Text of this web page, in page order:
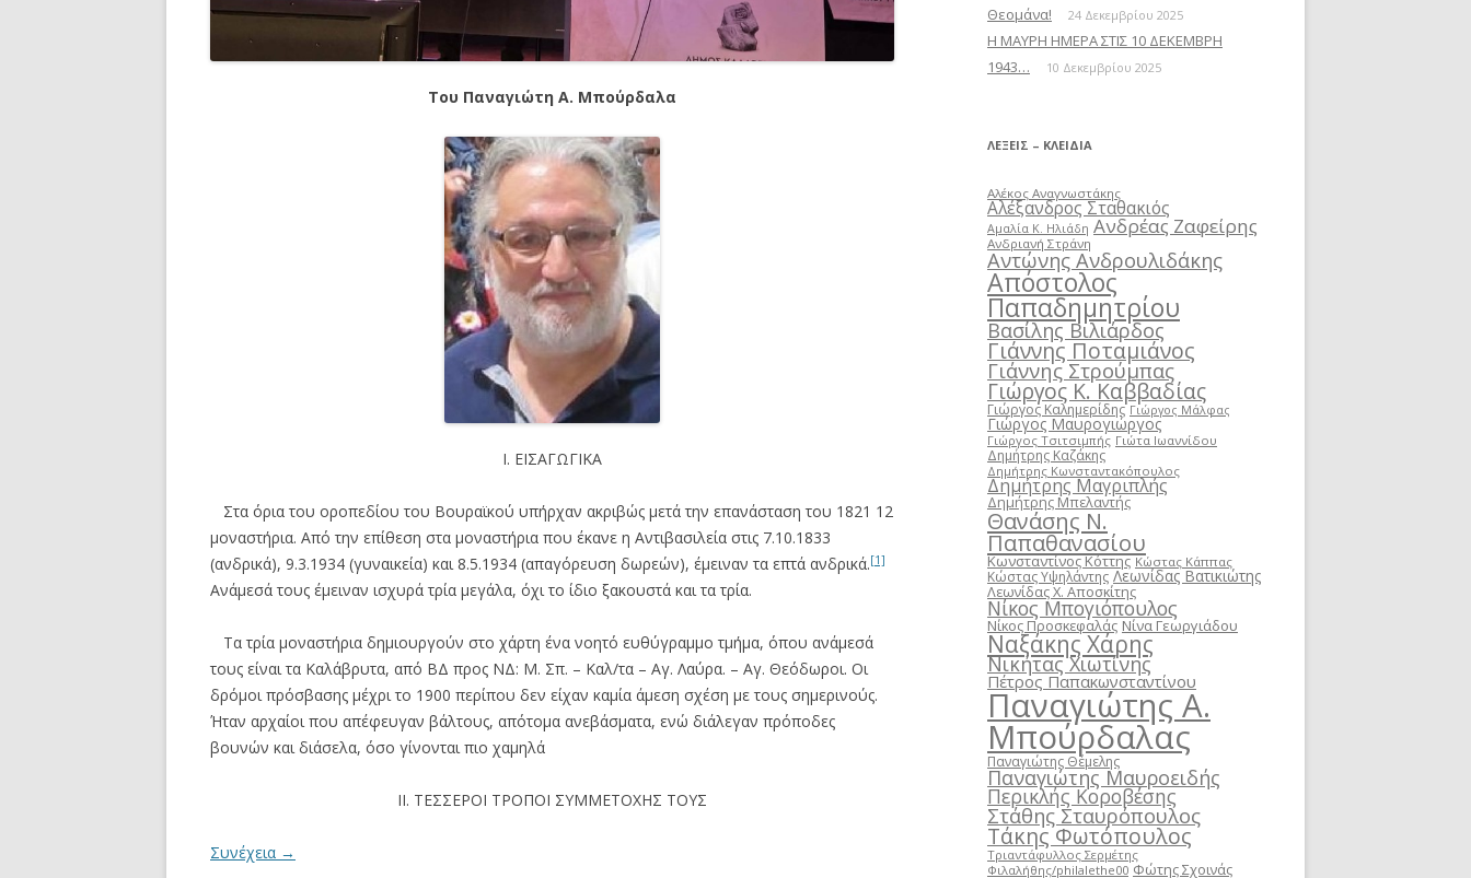
Του Παναγιώτη Α. Μπούρδαλα
Ι. ΕΙΣΑΓΩΓΙΚΑ
Στα όρια του οροπεδίου του Βουραϊκού υπήρχαν ακριβώς μετά την επανάσταση του 1821 12
μοναστήρια. Από την επίθεση στα μοναστήρια που έκανε η Αντιβασιλεία στις 7.10.1833
(ανδρικά), 9.3.1934 (γυναικεία) και 8.5.1934 (απαγόρευση δωρεών), έμειναν τα επτά ανδρικά.[1]
Ανάμεσά τους έμειναν ισχυρά τρία μεγάλα, όχι το ίδιο ξακουστά και τα τρία.
Τα τρία μοναστήρια δημιουργούν στο χάρτη ένα νοητό ευθύγραμμο τμήμα, όπου ανάμεσά
τους είναι τα Καλάβρυτα, από ΒΔ προς ΝΔ: Μ. Σπ. – Καλ/τα – Αγ. Λαύρα. – Αγ. Θεόδωροι. Οι
δρόμοι πρόσβασης μέχρι το 1900 περίπου δεν είχαν καμία άμεση σχέση με τους σημερινούς.
Ήταν αρχαίοι που απέφευγαν βάλτους, απότομα ανεβάσματα, ενώ διάλεγαν πρόποδες
βουνών και διάσελα, όσο γίνονται πιο χαμηλά
ΙΙ. ΤΕΣΣΕΡΟΙ ΤΡΟΠΟΙ ΣΥΜΜΕΤΟΧΗΣ ΤΟΥΣ
Συνέχεια →
Θεομάνα! 24 Δεκεμβρίου 2025
Η ΜΑΥΡΗ ΗΜΕΡΑ ΣΤΙΣ 10 ΔΕΚΕΜΒΡΗ
1943…
10 Δεκεμβρίου 2025
ΛΈΞΕΙΣ – ΚΛΕΙΔΙΆ
Αλέκος Αναγνωστάκης
Αλέξανδρος Σταθακιός
Αμαλία Κ. Ηλιάδη Ανδρέας Ζαφείρης
Ανδριανή Στράνη
Αντώνης Ανδρουλιδάκης
Απόστολος
Παπαδημητρίου
Βασίλης Βιλιάρδος
Γιάννης Ποταμιάνος
Γιάννης Στρούμπας
Γιώργος Κ. Καββαδίας
Γιώργος Καλημερίδης Γιώργος Μάλφας
Γιώργος Μαυρογιώργος
Γιώργος Τσιτσιμπής Γιώτα Ιωαννίδου
Δημήτρης Καζάκης
Δημήτρης Κωνσταντακόπουλος
Δημήτρης Μαγριπλής
Δημήτρης Μπελαντής
Θανάσης Ν.
Παπαθανασίου
Κωνσταντίνος Κόττης Κώστας Κάππας
Κώστας Υψηλάντης Λεωνίδας Βατικιώτης
Λεωνίδας Χ. Αποσκίτης
Νίκος Μπογιόπουλος
Νίκος Προσκεφαλάς Νίνα Γεωργιάδου
Ναξάκης Χάρης
Νικήτας Χιωτίνης
Πέτρος Παπακωνσταντίνου
Παναγιώτης Α.
Μπούρδαλας
Παναγιώτης Θέμελης
Παναγιώτης Μαυροειδής
Περικλής Κοροβέσης
Στάθης Σταυρόπουλος
Τάκης Φωτόπουλος
Τριαντάφυλλος Σερμέτης
Φιλαλήθης/philalethe00 Φώτης Σχοινάς